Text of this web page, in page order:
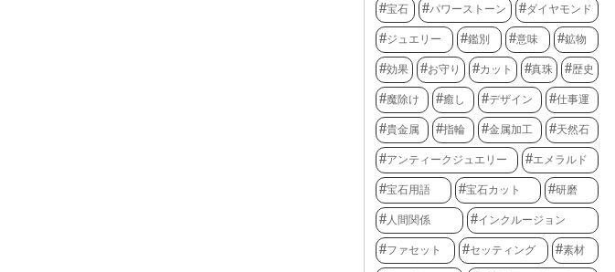
宝石 パワーストーン ダイヤモンド
ジュエリー 鑑別 意味 鉱物
効果 お守り カット 真珠 歴史
魔除け 癒し デザイン 仕事運
貴金属 指輪 金属加工 天然石
アンティークジュエリー エメラルド
宝石用語 宝石カット 研磨
人間関係 インクルージョン
ファセット セッティング 素材